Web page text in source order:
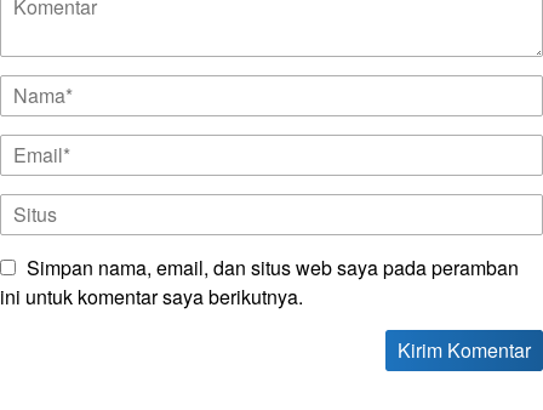
Simpan nama, email, dan situs web saya pada peramban
ini untuk komentar saya berikutnya.